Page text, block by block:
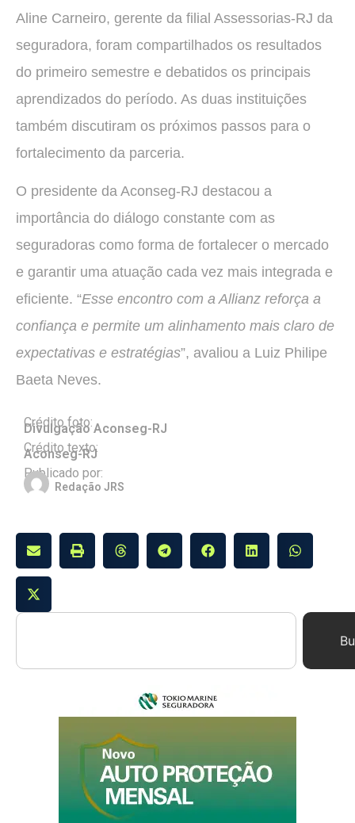
Aline Carneiro, gerente da filial Assessorias-RJ da
seguradora, foram compartilhados os resultados
do primeiro semestre e debatidos os principais
aprendizados do período. As duas instituições
também discutiram os próximos passos para o
fortalecimento da parceria.
O presidente da Aconseg-RJ destacou a
importância do diálogo constante com as
seguradoras como forma de fortalecer o mercado
e garantir uma atuação cada vez mais integrada e
eficiente. “Esse encontro com a Allianz reforça a
confiança e permite um alinhamento mais claro de
expectativas e estratégias”, avaliou a Luiz Philipe
Baeta Neves.
Crédito foto:
Divulgação Aconseg-RJ
Crédito texto:
Aconseg-RJ
Publicado por:
Redação JRS